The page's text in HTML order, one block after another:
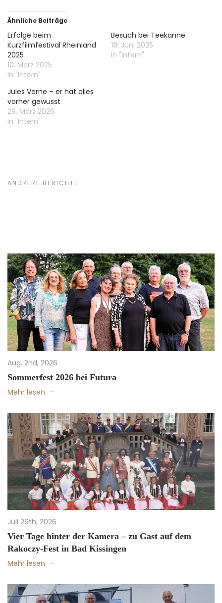
Ähnliche Beiträge
Erfolge beim
Kurzfilmfestival Rheinland
2025
10. März 2025
In "Intern"
Besuch bei Teekanne
18. Juni 2025
In "Intern"
Jules Verne – er hat alles
vorher gewusst
29. März 2026
In "Intern"
ANDRERE BERICHTE
Aug. 2nd, 2026
Sommerfest 2026 bei Futura
Mehr lesen
Juli 29th, 2026
Vier Tage hinter der Kamera – zu Gast auf dem
Rakoczy-Fest in Bad Kissingen
Mehr lesen